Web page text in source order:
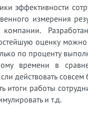
эффективности
измерения
оценку можно
по проценту
времени в
действовать
итоги работы
и т.д.